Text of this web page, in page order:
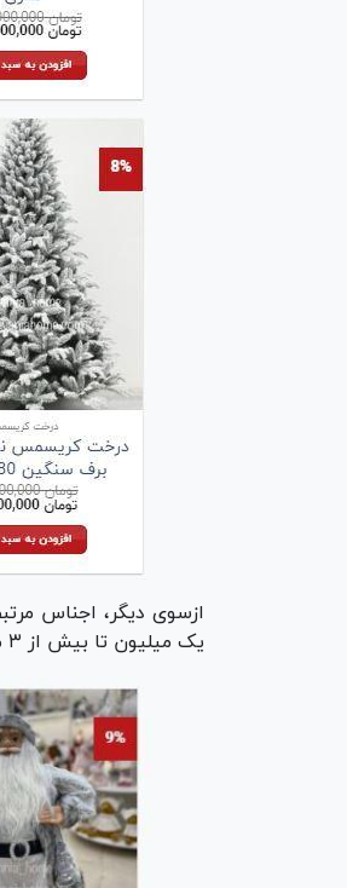
ازسوی دیگر، اجناس
یک میلیون تا بیش از ۳ میلیون فروخته می‌شود.